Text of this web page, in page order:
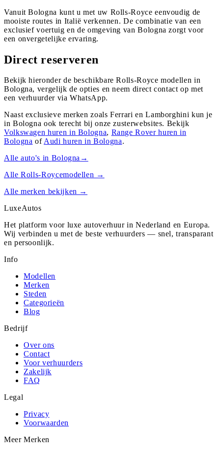
Vanuit Bologna kunt u met uw Rolls-Royce eenvoudig de
mooiste routes in Italië verkennen. De combinatie van een
exclusief voertuig en de omgeving van Bologna zorgt voor
een onvergetelijke ervaring.
Direct reserveren
Bekijk hieronder de beschikbare Rolls-Royce modellen in
Bologna, vergelijk de opties en neem direct contact op met
een verhuurder via WhatsApp.
Naast exclusieve merken zoals Ferrari en Lamborghini kun je
in Bologna ook terecht bij onze zusterwebsites. Bekijk
Volkswagen huren in Bologna, Range Roverhuren in
Bologna ofAudi huren inBologna.
Alle auto's in Bologna →
AlleRolls-Roycemodellen →
Alle merken bekijken →
LuxeAutos
Het platform voor luxe autoverhuur in Nederland en Europa.
Wij verbinden u met de beste verhuurders — snel, transparant
en persoonlijk.
Info
Modellen
Merken
Steden
Categorieën
Blog
Bedrijf
Over ons
Contact
Voor verhuurders
Zakelijk
FAQ
Legal
Privacy
Voorwaarden
Meer Merken